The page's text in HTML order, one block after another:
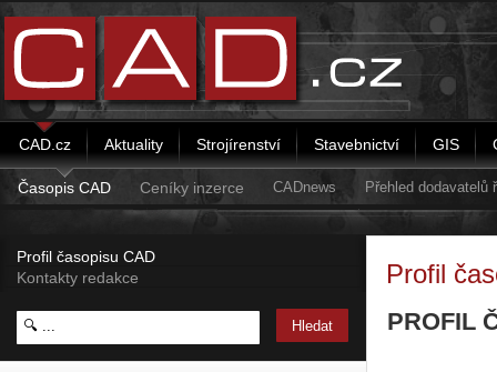
CAD.cz Aktuality Strojírenství Stavebnictví GIS
Časopis CAD Ceníky inzerce CADnews Přehled
Profil časopisu CAD
Kontakty redakce
Profil
PROFIL